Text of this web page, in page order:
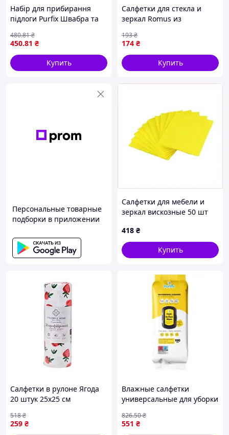
Набір для прибирання
підлоги Purfix Швабра та
комплект (швабра 1.18 м +
серветки 50 шт)
450.81 ₴
480.81₴
Купить
Салфетки для стекла и
зеркал Romus из
174 ₴
193₴
Купить
Персональные товарные
подборки в приложении
Салфетки для мебели и
зеркал вискозные 50 шт
418 ₴
Купить
Салфетки в рулоне Ягода
20 штук 25х25 см
для уборки универсальные
многоразовые
259 ₴
518₴
Влажные салфетки
универсальные для уборки
эффективное средство для
чистоты SPICY
551 ₴
826.50₴